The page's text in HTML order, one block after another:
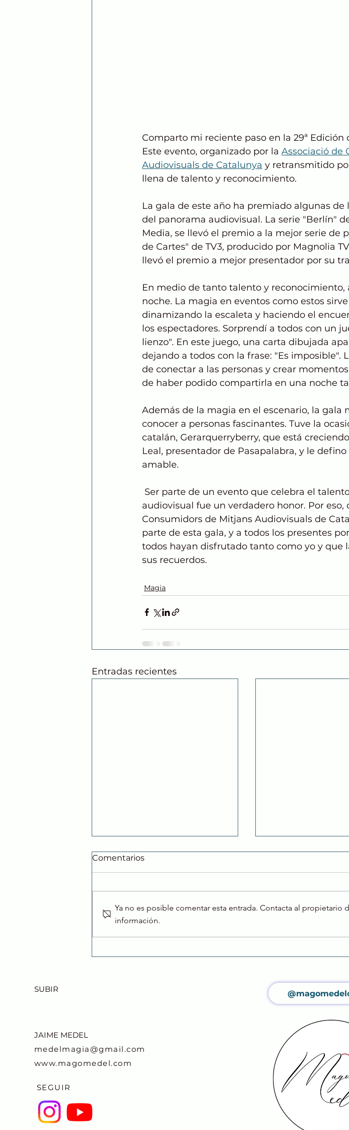
Comparto mi reciente paso en la 29ª Edición
Este evento, organizado por la Associació de
Audiovisuals de Catalunya y retransmitido
llena de talento y reconocimiento.
La gala de este año ha premiado algunas
del panorama audiovisual. La serie "Berlín"
Media, se llevó el premio a la mejor serie de
de Cartes" de TV3, producido por Magnolia
llevó el premio a mejor presentador por su
En medio de tanto talento y
noche. La magia en eventos como estos
dinamizando la escaleta y haciendo el
los espectadores. Sorprendí a todos con un
lienzo". En este juego, una carta dibujada
dejando a todos con la frase: "Es imposible".
de conectar a las personas y crear
de haber podido compartirla en una noche
Además de la magia en el escenario, la
conocer a personas fascinantes. Tuve la
catalán, Gerarquerryberry, que está
Leal, presentador de Pasapalabra, y le
amable.
Ser parte de un evento que celebra el
audiovisual fue un verdadero honor. Por
Consumidors de Mitjans Audiovisuals de
parte de esta gala, y a todos los presentes
todos hayan disfrutado tanto como yo y que
sus recuerdos.
Magia
Entradas recientes
TEDx Villanueva: cuando
que el guion
Congrest Fest de
Girona en
Comentarios
Ya no es posible comentar esta entrada. Contacta al propietario
información.
SUBIR
JAIME MEDEL
medelmagia@gmail.com
www.magomedel.com
SEGUIR